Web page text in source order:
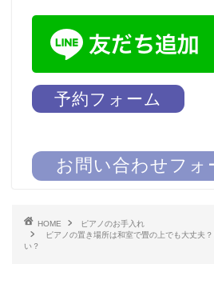
予約フォーム
お問い合わせフォ
HOME
ピアノのお手入れ
ピアノの置き場所は和室で畳の上でも大丈夫
い？